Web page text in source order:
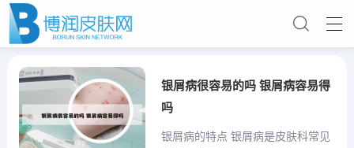
银屑病很容易的吗 银屑病容易得
吗
银屑病的特点 银屑病是皮肤科常见